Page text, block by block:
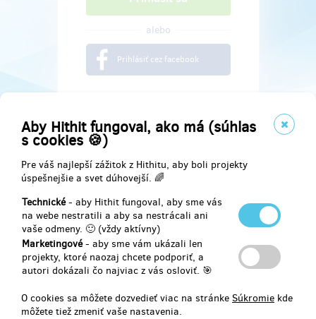
Aby Hithit fungoval, ako má (súhlas
s cookies 🍪)
Pre váš najlepší zážitok z Hithitu, aby boli projekty
úspešnejšie a svet dúhovejší. 🌈
Technické- aby Hithit fungoval, aby sme vás
na webe nestratili a aby sa nestrácali ani
vaše odmeny. 🙂 (vždy aktívny)
Marketingové- aby sme vám ukázali len
projekty, ktoré naozaj chcete podporiť, a
autori dokázali čo najviac z vás osloviť. 🎯
O cookies sa môžete dozvedieť viac na stránke Súkromie kde
môžete tiež zmeniť vaše nastavenia.
alebo
Prihlásiť cez facebook
Najdete nás na